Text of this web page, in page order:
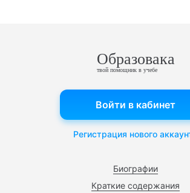
Образовака
твой помощник в учебе
Биографии
Краткие содержания
Войти в кабинет
Регистрация нового